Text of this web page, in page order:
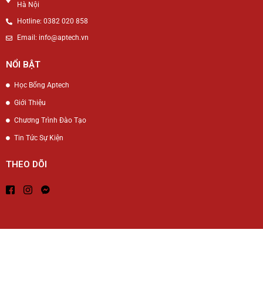
Hà Nội
Hotline: 0382 020 858
Email: info@aptech.vn
NỔI BẬT
Học Bổng Aptech
Giới Thiệu
Chương Trình Đào Tạo
Tin Tức Sự Kiện
THEO DÕI